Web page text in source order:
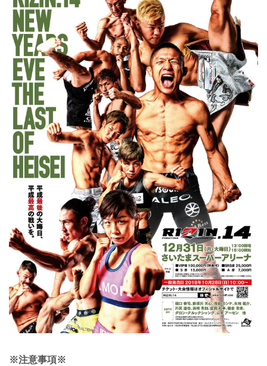
※注意事項※